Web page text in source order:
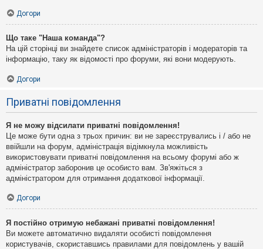
Догори
Що таке "Наша команда"?
На цій сторінці ви знайдете список адміністраторів і модераторів та
інформацію, таку як відомості про форуми, які вони модерують.
Догори
Приватні повідомлення
Я не можу відсилати приватні повідомлення!
Це може бути одна з трьох причин: ви не зареєструвались і / або не
ввійшли на форум, адміністрація відімкнула можливість
використовувати приватні повідомлення на всьому форумі або ж
адміністратор заборонив це особисто вам. Зв'яжіться з
адміністратором для отримання додаткової інформації.
Догори
Я постійно отримую небажані приватні повідомлення!
Ви можете автоматично видаляти особисті повідомлення
користувачів, скориставшись правилами для повідомлень у вашій